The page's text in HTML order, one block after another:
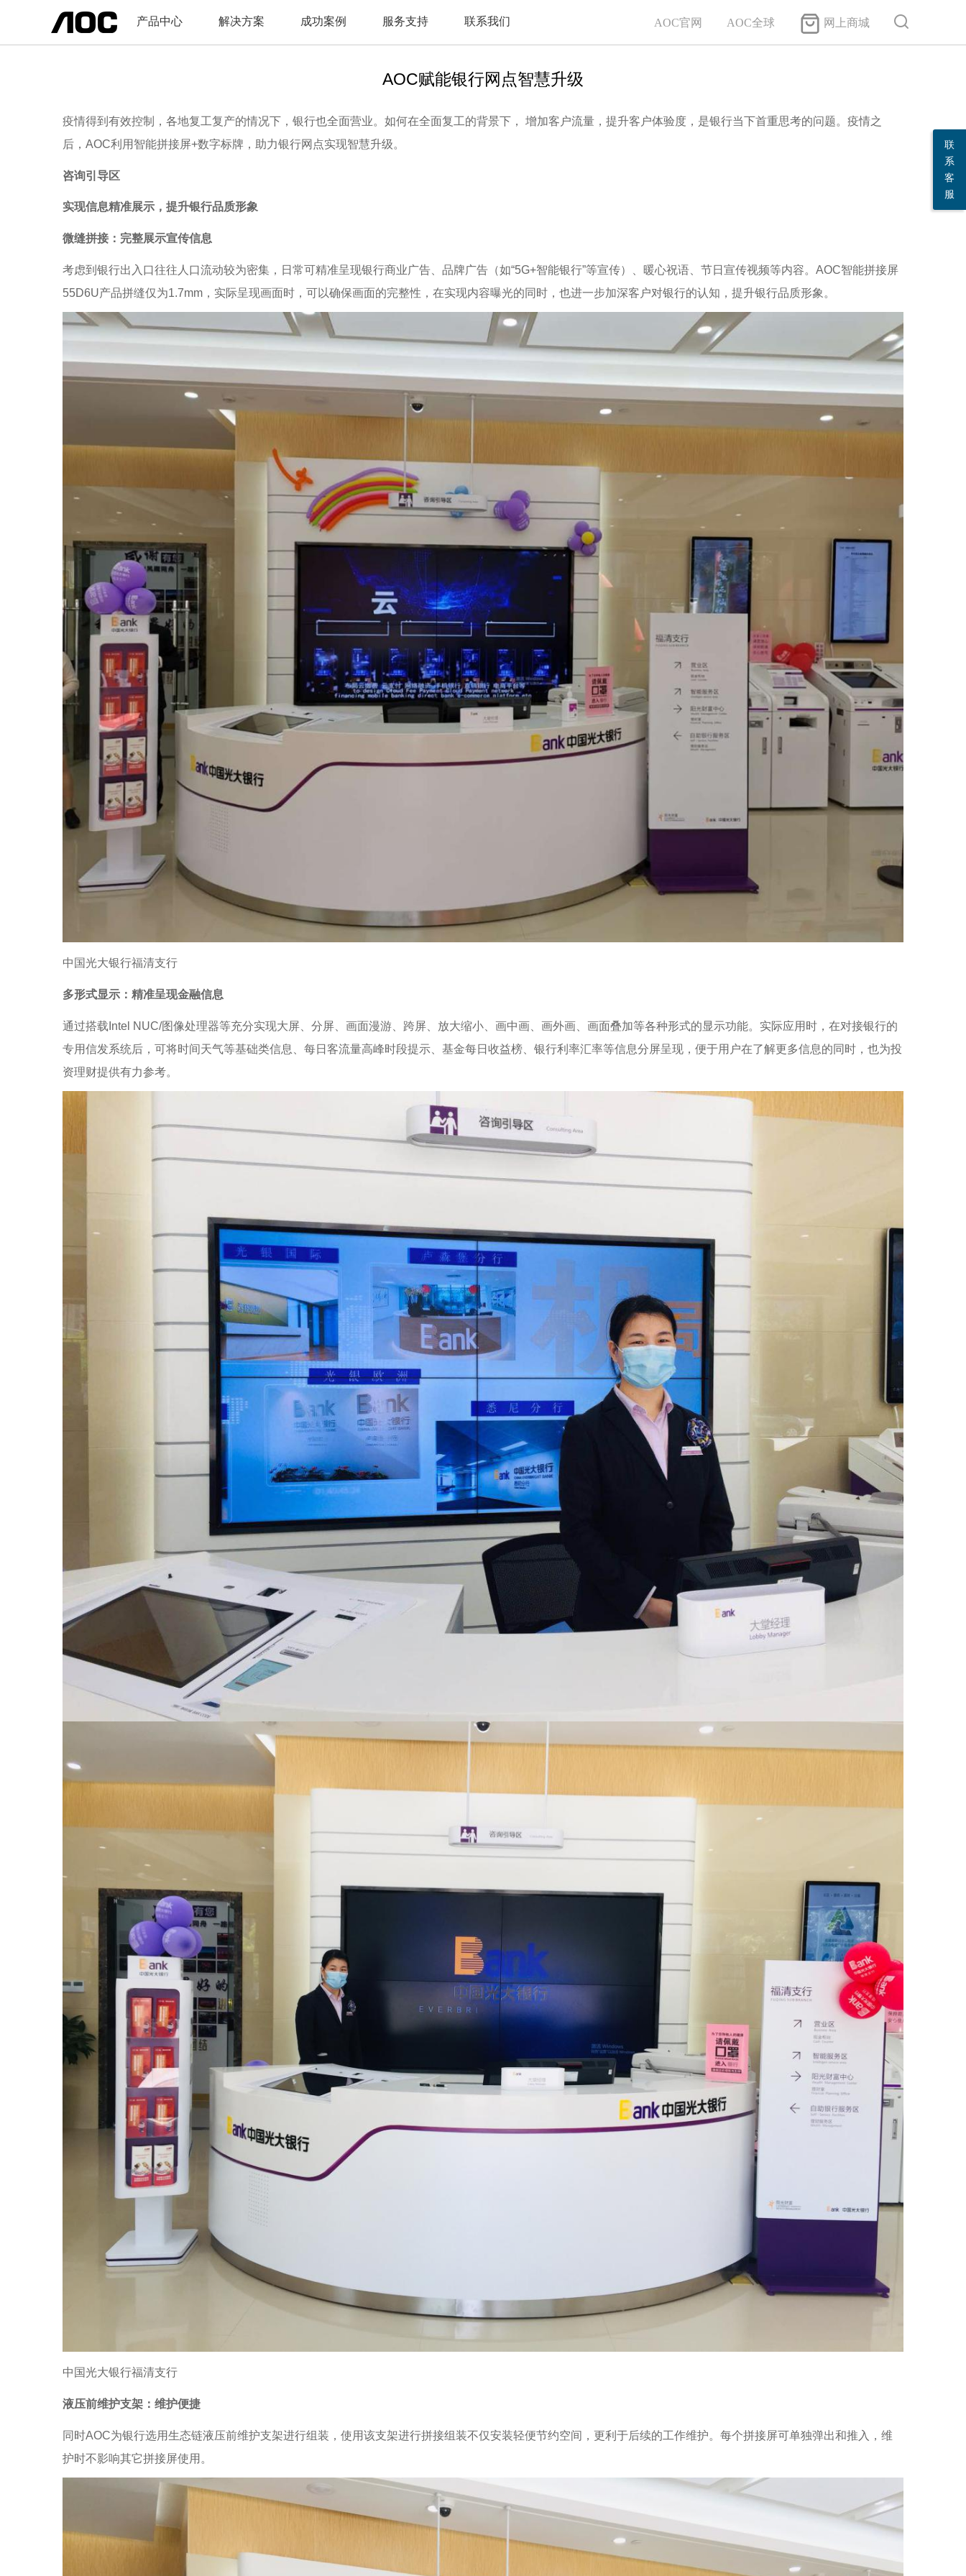
产品中心 解决方案 成功案例 服务支持 联系我们 AOC官网 AOC全球 网上商城
AOC赋能银行网点智慧升级
疫情得到有效控制，各地复工复产的情况下，银行也全面营业。如何在全面复工的背景下， 增加客户流量，提升客户体验度，是银行当下首重思考的问题。疫情之
后，AOC利用智能拼接屏+数字标牌，助力银行网点实现智慧升级。
咨询引导区
实现信息精准展示，提升银行品质形象
微缝拼接：完整展示宣传信息
考虑到银行出入口往往人口流动较为密集，日常可精准呈现银行商业广告、品牌广告（如“5G+智能银行”等宣传）、暖心祝语、节日宣传视频等内容。AOC智能拼接屏
55D6U产品拼缝仅为1.7mm，实际呈现画面时，可以确保画面的完整性，在实现内容曝光的同时，也进一步加深客户对银行的认知，提升银行品质形象。
中国光大银行福清支行
多形式显示：精准呈现金融信息
通过搭载Intel NUC/图像处理器等充分实现大屏、分屏、画面漫游、跨屏、放大缩小、画中画、画外画、画面叠加等各种形式的显示功能。实际应用时，在对接银行的
专用信发系统后，可将时间天气等基础类信息、每日客流量高峰时段提示、基金每日收益榜、银行利率汇率等信息分屏呈现，便于用户在了解更多信息的同时，也为投
资理财提供有力参考。
中国光大银行福清支行
液压前维护支架：维护便捷
同时AOC为银行选用生态链液压前维护支架进行组装，使用该支架进行拼接组装不仅安装轻便节约空间，更利于后续的工作维护。每个拼接屏可单独弹出和推入，维
护时不影响其它拼接屏使用。
联
系
客
服